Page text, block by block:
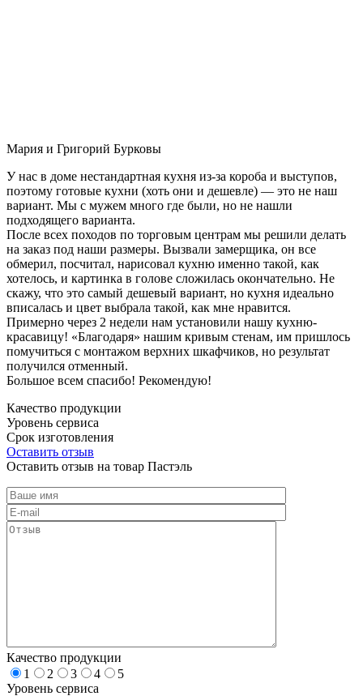
Мария и Григорий Бурковы
У нас в доме нестандартная кухня из-за короба и выступов,
поэтому готовые кухни (хоть они и дешевле) — это не наш
вариант. Мы с мужем много где были, но не нашли
подходящего варианта.
После всех походов по торговым центрам мы решили делать
на заказ под наши размеры. Вызвали замерщика, он все
обмерил, посчитал, нарисовал кухню именно такой, как
хотелось, и картинка в голове сложилась окончательно. Не
скажу, что это самый дешевый вариант, но кухня идеально
вписалась и цвет выбрала такой, как мне нравится.
Примерно через 2 недели нам установили нашу кухню-
красавицу! «Благодаря» нашим кривым стенам, им пришлось
помучиться с монтажом верхних шкафчиков, но результат
получился отменный.
Большое всем спасибо! Рекомендую!
Качество продукции
Уровень сервиса
Срок изготовления
Оставить отзыв
Оставить отзыв на товар Пастэль
Качество продукции
1
2 3 4
5
Уровень сервиса